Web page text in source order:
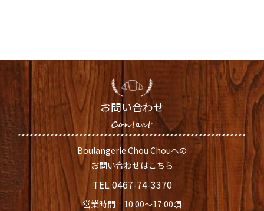
お問い合わせ
Boulangerie Chou Chouへの
お問い合わせはこちら
TEL0467-74-3370
営業時間 10:00～17:00頃